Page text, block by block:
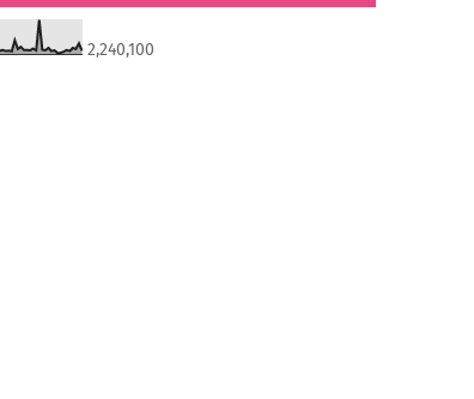
2,240,100